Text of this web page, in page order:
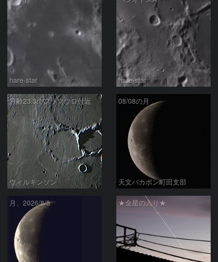
hare-star hare-star
月齢23.3のフラマウロ付近
ウィルキンソン
08/08の月
天文バカボン町田支部
月、2026/8/8 ★金星の入り★